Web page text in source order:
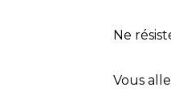
Ne
Vous